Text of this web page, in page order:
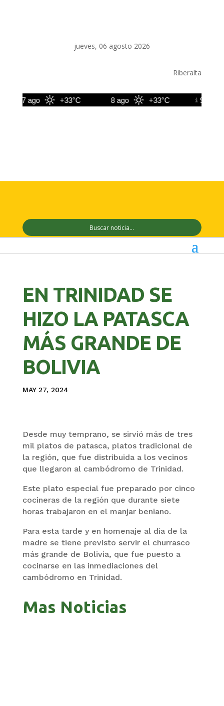
jueves, 06 agosto 2026
Riberalta
7 ago +33°C 8 ago +33°C 9 ago
EN TRINIDAD SE
HIZO LA PATASCA
MÁS GRANDE DE
BOLIVIA
MAY 27, 2024
Desde muy temprano, se sirvió más de tres
mil platos de patasca, platos tradicional de
la región, que fue distribuida a los vecinos
que llegaron al cambódromo de Trinidad.
Este plato especial fue preparado por cinco
cocineras de la región que durante siete
horas trabajaron en el manjar beniano.
Para esta tarde y en homenaje al día de la
madre se tiene previsto servir el churrasco
más grande de Bolivia, que fue puesto a
cocinarse en las inmediaciones del
cambódromo en Trinidad.
Mas Noticias